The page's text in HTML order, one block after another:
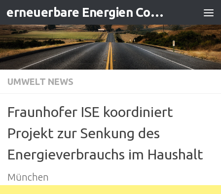
Zum Inhalt springen erneuerbare Energien Contracting
UMWELT NEWS
Fraunhofer ISE koordiniert
Projekt zur Senkung des
Energieverbrauchs im Haushalt
München